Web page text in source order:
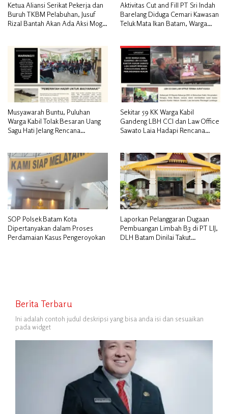
Ketua Aliansi Serikat Pekerja dan
Buruh TKBM Pelabuhan, Jusuf
Rizal Bantah Akan Ada Aksi Mogol
Aktivitas Cut and Fill PT Sri Indah
Barelang Diduga Cemari Kawasan
Teluk Mata Ikan Batam, Warga
Musyawarah Buntu, Puluhan
Warga Kabil Tolak Besaran Uang
Sagu Hati Jelang Rencana
Sekitar 59 KK Warga Kabil
Gandeng LBH CCI dan Law Office
Sawato Laia Hadapi Rencana
SOP Polsek Batam Kota
Dipertanyakan dalam Proses
Perdamaian Kasus Pengeroyokan
Laporkan Pelanggaran Dugaan
Pembuangan Limbah B3 di PT LIJ,
DLH Batam Dinilai Takut
Berita Terbaru
Ini adalah contoh judul deskripsi yang bisa anda isi dan sesuaikan
pada widget